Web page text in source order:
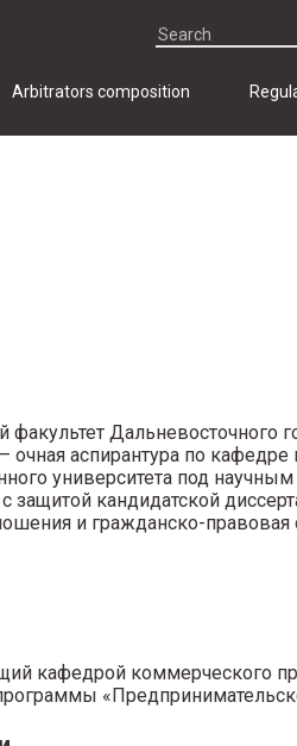
Arbitrators composition
Дальневосточного
очная аспирантура по
университета под
кандидатской
и гражданско-правовая
кафедрой коммерческого